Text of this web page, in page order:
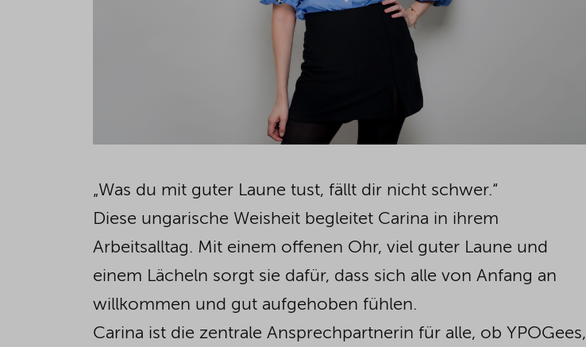
For more details, see the cookie settings and our
„Was du mit guter Laune tust, fällt dir nicht schwer.“
Diese ungarische Weisheit begleitet Carina in ihrem
Arbeitsalltag. Mit einem offenen Ohr, viel guter Laune und
einem Lächeln sorgt sie dafür, dass sich alle von Anfang an
willkommen und gut aufgehoben fühlen.
Carina ist die zentrale Ansprechpartnerin für alle, ob YPOGees,